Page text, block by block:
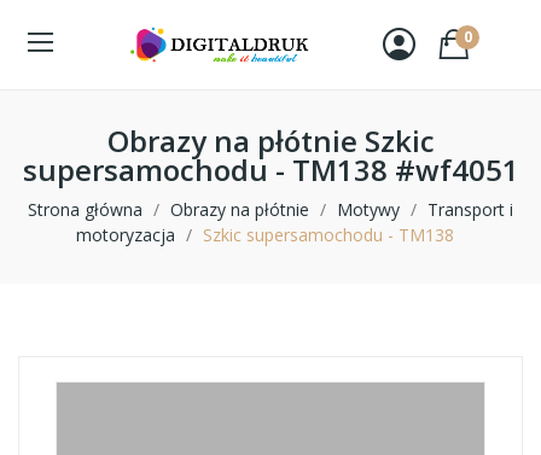
0
Obrazy na płótnie Szkic
supersamochodu - TM138 #wf4051
Strona główna Obrazy na płótnie Motywy
Transport i
motoryzacja
Szkic supersamochodu - TM138